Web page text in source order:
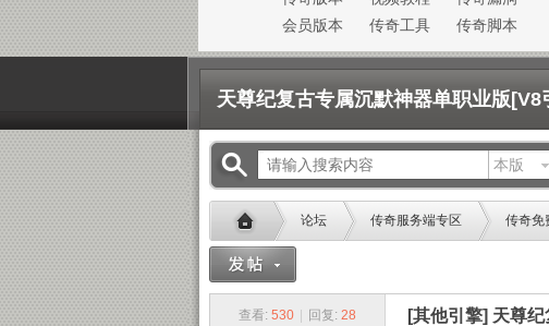
会员版本
传奇工具
传奇脚本
传奇技术
传奇广告
天尊纪复古专属沉默神器单职业版
本版
Gm版本库 »
论坛 传奇服务端专区
›
传奇免
查看: 530 回复: 28 [其他引擎] 天尊